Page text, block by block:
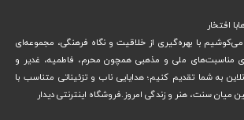
افتخار
با بهره‌گیری از خلاقیت و نگاه فرهنگی، مجموعه‌ای
مناسبت‌های ملی و مذهبی همچون محرم، فاطمیه، غدیر و
به شما تقدیم کنیم؛ هدایایی ناب و تزئیناتی متناسب با
میان سنت، هنر و زندگی امروز.فروشگاه اینترنتی دیدار